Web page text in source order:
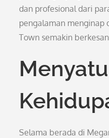
dan profesional dari
pengalaman menginap
Town semakin
Selama berada di